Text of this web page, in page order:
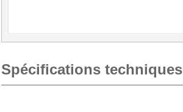
Spécifications techniques